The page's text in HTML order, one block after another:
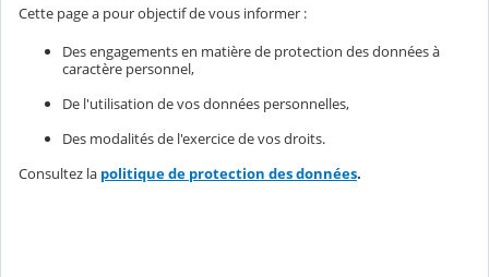
Cette page a pour objectif de vous informer :
Des engagements en matière de protection des données à
caractère personnel,
De l'utilisation de vos données personnelles,
Des modalités de l'exercice de vos droits.
Consultez la politique de protection des données.